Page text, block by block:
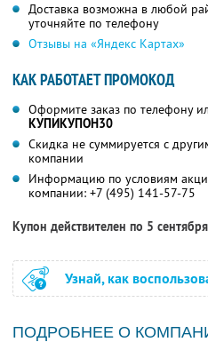
Доставка возможна в любой
уточняйте по телефону
Отзывы на «Яндекс Картах»
КАК РАБОТАЕТ ПРОМОКОД
Оформите заказ по телефону
КУПИКУПОН30
Скидка не суммируется с
компании
Информацию по условиям
компании: +7 (495) 141-57-75
Купон действителен по 5
Узнай, как
ПОДРОБНЕЕ О